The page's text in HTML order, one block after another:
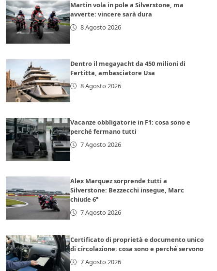
Martin vola in pole a Silverstone, ma
avverte: vincere sarà dura
8 Agosto 2026
Dentro il megayacht da 450 milioni di
Fertitta, ambasciatore Usa
8 Agosto 2026
Vacanze obbligatorie in F1: cosa sono e
perché fermano tutti
7 Agosto 2026
Alex Marquez sorprende tutti a
Silverstone: Bezzecchi insegue, Marc
chiude 6°
7 Agosto 2026
Certificato di proprietà e documento unico
di circolazione: cosa sono e perché servono
7 Agosto 2026